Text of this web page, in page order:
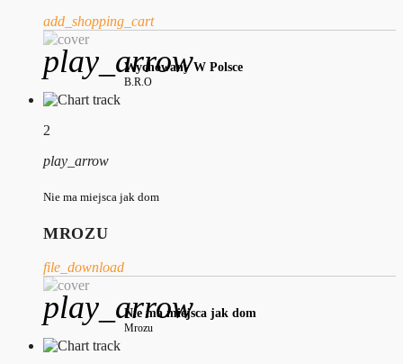
add_shopping_cart
play_arrow
Wychowany W Polsce
B.R.O
2
play_arrow
Nie ma miejsca jak dom
MROZU
file_download
play_arrow
Nie ma miejsca jak dom
Mrozu